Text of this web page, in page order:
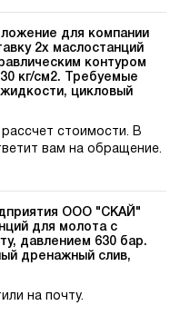
для компании
2х маслостанций
контуром
кг/см2. Требуемые
цикловый
стоимости. В
вам на обращение.
ООО "СКАЙ"
для молота c
давлением 630 бар.
дренажный слив,
на почту.